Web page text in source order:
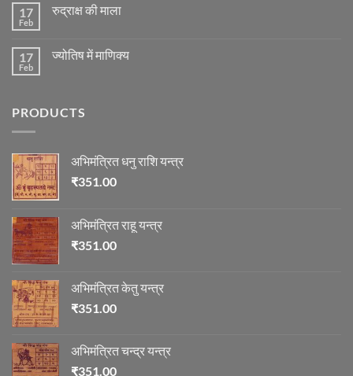
के
अनुसार
विचार
रोग
ज्योतिष
17
Feb
रुद्राक्ष की माला
रुद्राक्ष
17
Feb
ज्योतिष में माणिक्य
में
PRODUCTS
अभिमंत्रित धनु राशि यन्त्र
₹351.00
अभिमंत्रित राहू यन्त्र
₹351.00
अभिमंत्रित केतु यन्त्र
₹351.00
अभिमंत्रित चन्द्र यन्त्र
₹351.00